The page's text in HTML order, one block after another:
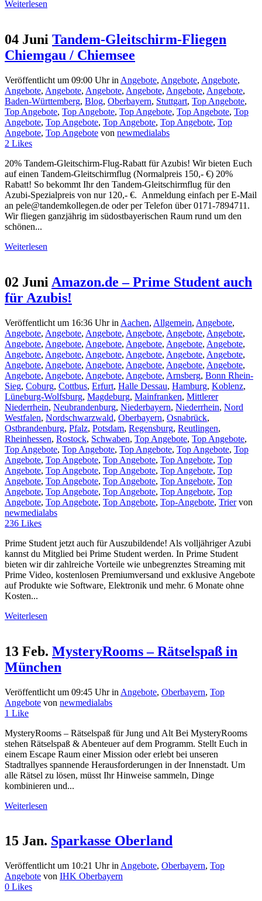
Weiterlesen
04 Juni Tandem-Gleitschirm-Fliegen
Chiemgau / Chiemsee
Veröffentlicht um 09:00 Uhrin Angebote, Angebote, Angebote,
Angebote, Angebote, Angebote, Angebote, Angebote, Angebote,
Baden-Württemberg, Blog, Oberbayern, Stuttgart, Top Angebote,
Top Angebote, Top Angebote, Top Angebote, Top Angebote, Top
Angebote, Top Angebote, Top Angebote, Top Angebote, Top
Angebote, Top Angebote von newmedialabs
2 Likes
20% Tandem-Gleitschirm-Flug-Rabatt für Azubis! Wir bieten Euch
auf einen Tandem-Gleitschirmflug (Normalpreis 150,- €) 20%
Rabatt! So bekommt Ihr den Tandem-Gleitschirmflug für den
Azubi-Spezialpreis von nur 120,- €. Anmeldung einfach per E-Mail
an pele@tandemkollegen.de oder per Telefon über 0171-7894711.
Wir fliegen ganzjährig im südostbayerischen Raum rund um den
schönen...
Weiterlesen
02 Juni Amazon.de – Prime Student auch
für Azubis!
Veröffentlicht um 16:36 Uhrin Aachen, Allgemein, Angebote,
Angebote, Angebote, Angebote, Angebote, Angebote, Angebote,
Angebote, Angebote, Angebote, Angebote, Angebote, Angebote,
Angebote, Angebote, Angebote, Angebote, Angebote, Angebote,
Angebote, Angebote, Angebote, Angebote, Angebote, Angebote,
Angebote, Angebote, Angebote, Angebote, Arnsberg, Bonn Rhein-
Sieg, Coburg, Cottbus, Erfurt, Halle Dessau, Hamburg, Koblenz,
Lüneburg-Wolfsburg, Magdeburg, Mainfranken, Mittlerer
Niederrhein, Neubrandenburg, Niederbayern, Niederrhein, Nord
Westfalen, Nordschwarzwald, Oberbayern, Osnabrück,
Ostbrandenburg, Pfalz, Potsdam, Regensburg, Reutlingen,
Rheinhessen, Rostock, Schwaben, Top Angebote, Top Angebote,
Top Angebote, Top Angebote, Top Angebote, Top Angebote, Top
Angebote, Top Angebote, Top Angebote, Top Angebote, Top
Angebote, Top Angebote, Top Angebote, Top Angebote, Top
Angebote, Top Angebote, Top Angebote, Top Angebote, Top
Angebote, Top Angebote, Top Angebote, Top Angebote, Top
Angebote, Top Angebote, Top Angebote, Top-Angebote, Trier von
newmedialabs
236 Likes
Prime Student jetzt auch für Auszubildende! Als volljähriger Azubi
kannst du Mitglied bei Prime Student werden. In Prime Student
bieten wir dir zahlreiche Vorteile wie unbegrenztes Streaming mit
Prime Video, kostenlosen Premiumversand und exklusive Angebote
auf Produkte wie Software, Elektronik und mehr. 6 Monate ohne
Kosten...
Weiterlesen
13 Feb. MysteryRooms – Rätselspaß in
München
Veröffentlicht um 09:45 Uhrin Angebote, Oberbayern, Top
Angebote von newmedialabs
1 Like
MysteryRooms – Rätselspaß für Jung und Alt Bei MysteryRooms
stehen Rätselspaß & Abenteuer auf dem Programm. Stellt Euch in
einem Escape Raum einer Mission oder erlebt bei unseren
Stadtrallyes spannende Herausforderungen in der Innenstadt. Um
alle Rätsel zu lösen, müsst Ihr Hinweise sammeln, Dinge
kombinieren und...
Weiterlesen
15 Jan. Sparkasse Oberland
Veröffentlicht um 10:21 Uhrin Angebote, Oberbayern, Top
Angebote von IHK Oberbayern
0 Likes